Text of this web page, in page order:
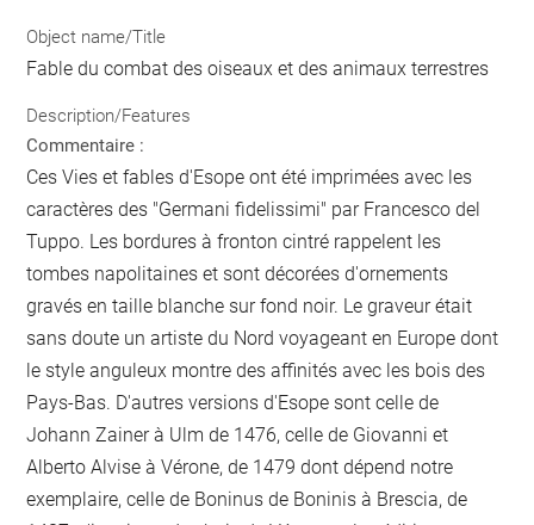
Object name/Title
Fable du combat des oiseaux et des animaux terrestres
Description/Features
Commentaire :
Ces Vies et fables d'Esope ont été imprimées avec les
caractères des "Germani fidelissimi" par Francesco del
Tuppo. Les bordures à fronton cintré rappelent les
tombes napolitaines et sont décorées d'ornements
gravés en taille blanche sur fond noir. Le graveur était
sans doute un artiste du Nord voyageant en Europe dont
le style anguleux montre des affinités avec les bois des
Pays-Bas. D'autres versions d'Esope sont celle de
Johann Zainer à Ulm de 1476, celle de Giovanni et
Alberto Alvise à Vérone, de 1479 dont dépend notre
exemplaire, celle de Boninus de Boninis à Brescia, de